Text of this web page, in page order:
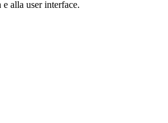
e alla user interface.